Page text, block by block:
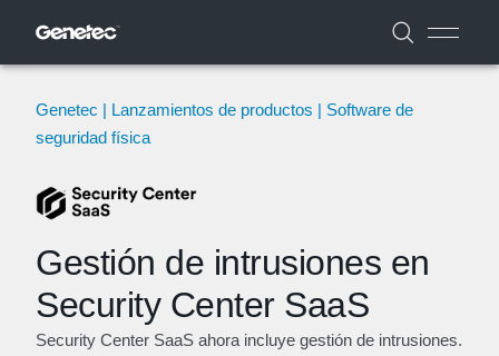
Genetec | Lanzamientos de productos | Software de
seguridad física
Gestión de intrusiones en
Security Center SaaS
Security Center SaaS ahora incluye gestión de intrusiones.